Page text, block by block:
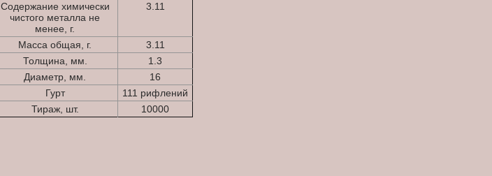
Содержание химически
чистого металла не
менее, г.
3.11
Масса общая, г.
3.11
Толщина, мм.
1.3
Диаметр, мм.
16
Гурт
111 рифлений
Тираж, шт.
10000